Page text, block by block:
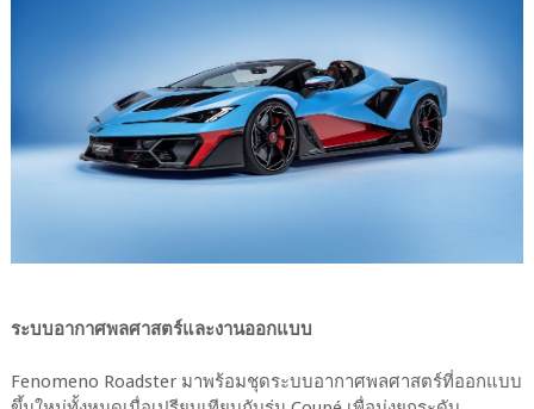
ระบบอากาศพลศาสตร์และงานออกแบบ
Fenomeno Roadster มาพร้อมชุดระบบอากาศพลศาสตร์ที่ออกแบบ